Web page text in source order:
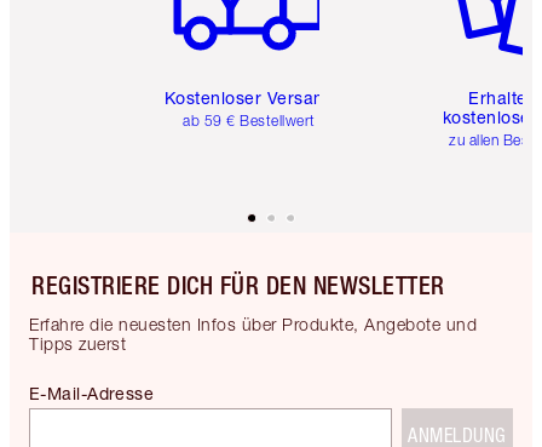
Kostenloser Versand
ab 59 € Bestellwert
Erhalte
kostenlose
zu allen
REGISTRIERE DICH FÜR DEN NEWSLETTER
Erfahre die neuesten Infos über Produkte, Angebote und
Tipps zuerst
E-Mail-Adresse
ANMELDUNG